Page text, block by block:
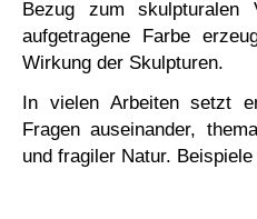
Bezug zum skulpturalen
aufgetragene Farbe
Wirkung der Skulpturen.
In vielen Arbeiten setzt
Fragen auseinander,
und fragiler Natur.